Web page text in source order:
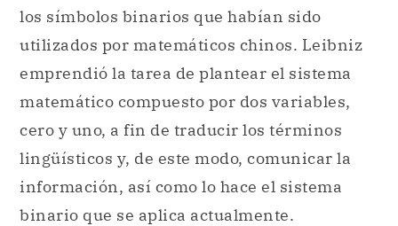
los símbolos binarios que habían sido
utilizados por matemáticos chinos. Leibniz
emprendió la tarea de plantear el sistema
matemático compuesto por dos variables,
cero y uno, a fin de traducir los términos
lingüísticos y, de este modo, comunicar la
información, así como lo hace el sistema
binario que se aplica actualmente.